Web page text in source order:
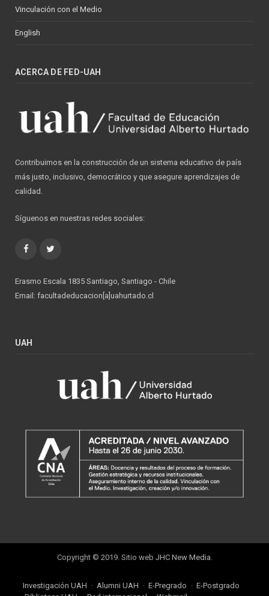
Vinculación con el Medio
English
ACERCA DE FED-UAH
Contribuimos en la construcción de un sistema educativo de país
más justo, inclusivo, democrático y que asegure aprendizajes de
calidad.
Síguenos en nuestras redes sociales:
Facebook
Erasmo Escala 1835 Santiago, Santiago - Chile
Email: facultadeducacion[a]uahurtado.cl
UAH
Copyright © 2019. Sitio web JHC New Media.
Investigación UAH Alumni UAH E-Pregrado
E-Postgrado